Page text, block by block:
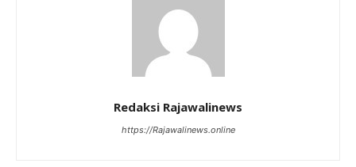
Redaksi Rajawalinews
https://Rajawalinews.online